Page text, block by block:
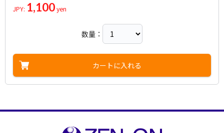
JPY: 1,100yen
数量：
カートに入れる